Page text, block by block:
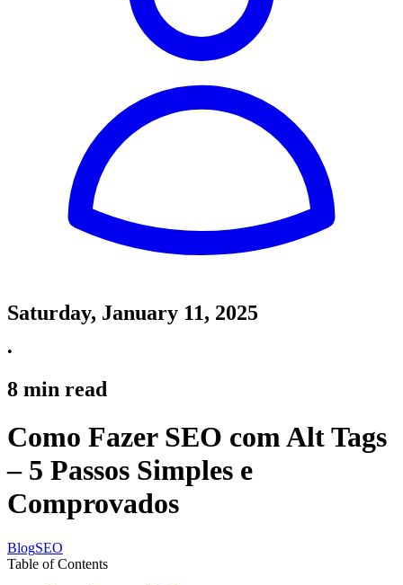
Saturday, January 11, 2025
•
8 min read
Como Fazer SEO com Alt Tags
– 5 Passos Simples e
Comprovados
BlogSEO
Table of Contents